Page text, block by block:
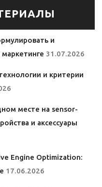
и
31.07.2026
и критерии
месте на sensor-
и аксессуары
Engine Optimization:
17.06.2026